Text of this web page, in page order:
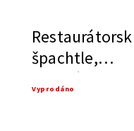
Restaurátorská
špachtle,
pružná
Vyprodáno